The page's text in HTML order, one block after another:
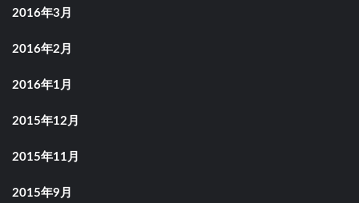
2016年3月
2016年2月
2016年1月
2015年12月
2015年11月
2015年9月